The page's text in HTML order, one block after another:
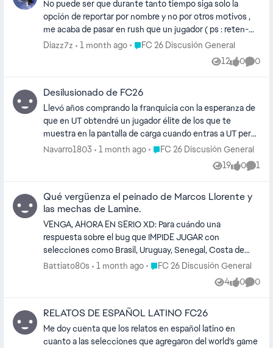
aunque podría seguir creo qué demasiadas evos ,malas
recompensas y muchos play stile ect , conclusión para
no volver a comprar un juego , que el título fc26 se llama
la gran mentira
No puede ser que durante tanto tiempo siga solo la
opción de reportar por nombre y no por otros motivos ,
me acaba de pasar en rush que un jugador ( ps : reten-
reciente1 ) estuvo habilitando a todos los demás
jugadores , sin aportar al juego , dando la pelota e incluso
metio un autogol pero dado que el sistema de reporte
verdad llega a ser desesperante que por personas como
estas no puedas conseguir tus objetivos/puntos.
Diazz7z 1 month ago Place FC 26 Discusión General
FC 26 Discusión General
12
Views 0
likes 0
Desilusionado de FC26
Llevó años comprando la franquicia con la esperanza de
que en UT obtendré un jugador élite de los que te
muestra en la pantalla de carga cuando entras a UT pero
nunca eh obtenido algo pese a dedicarle horas y horas,
sin duda fc26 es mi última compra ya que entro a jugar
en rivals o champions y me encuentro con otros equipos
interesante. Además mataron el juego con la versión del
mundial donde al llegar a la final la copa es simulada y no
la de antes, que desilusión.
Navarro1803 1 month ago Place FC 26 Discusión General
FC 26 Discusión General
19
Views 0
likes 1
Qué vergüenza el peinado de Marcos Llorente y
las mechas de Lamine.
VENGA, AHORA EN SERIO XD: Para cuándo una
respuesta sobre el bug que IMPIDE JUGAR con
selecciones como Brasil, Uruguay, Senegal, Costa de
Marfil, Turquía etc UN SIMPLE PARTIDO DE
Battiato80s 1 month ago Place FC 26 Discusión General
FC 26 Discusión General
4
Views 0
likes 0
RELATOS DE ESPAÑOL LATINO FC26
Me doy cuenta que los relatos en español latino en
cuanto a las selecciones que agregaron del world’s game